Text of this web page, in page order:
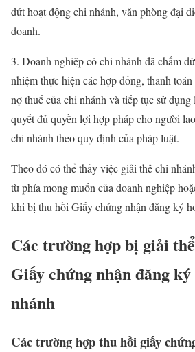
dứt hoạt động chi nhánh, văn phòng đại
doanh.
3. Doanh nghiệp có chi nhánh đã chấm
nhiệm thực hiện các hợp đồng, thanh
nợ thuế của chi nhánh và tiếp tục sử
quyết đủ quyền lợi hợp pháp cho người
chi nhánh theo quy định của pháp luật.
Theo đó có thể thấy việc giải thẻ chi
từ phía mong muốn của doanh nghiệp
khi bị thu hồi Giấy chứng nhận đăng ký
Các trường hợp bị giải
Giấy chứng nhận đăng
nhánh
Các trường hợp thu hồi giấy